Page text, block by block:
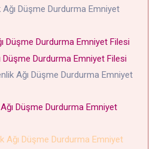
Düşme Durdurma Emniyet
Düşme Durdurma Emniyet Filesi
Düşme Durdurma Emniyet Filesi
Ağı Düşme Durdurma Emniyet
Düşme Durdurma Emniyet
Ağı Düşme Durdurma Emniyet